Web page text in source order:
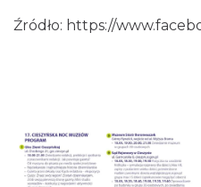
Cieszyn
0.04 km
Źródło: https://